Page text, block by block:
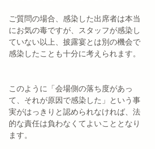
ご質問の場合、感染した出席者は本当
にお気の毒ですが、スタッフが感染し
ていない以上、披露宴とは別の機会で
感染したことも十分に考えられます。
このように「会場側の落ち度があっ
て、それが原因で感染した」という事
実がはっきりと認められなければ、法
的な責任は負わなくてよいこととなり
ます。